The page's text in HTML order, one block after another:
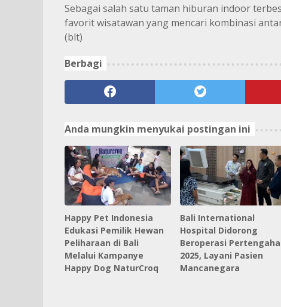
Sebagai salah satu taman hiburan indoor
favorit wisatawan yang mencari kombinasi
(blt)
Berbagi
Anda mungkin menyukai postingan ini
Happy Pet Indonesia
Edukasi Pemilik Hewan
Peliharaan di Bali
Melalui Kampanye
Happy Dog NaturCroq
Bali International
Hospital Didorong
Beroperasi
2025, Layani Pasien
Mancanegara